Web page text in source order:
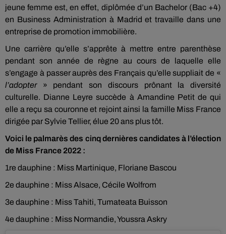
jeune femme est, en effet, diplômée d’un Bachelor (Bac +4)
en Business Administration à Madrid et travaille dans une
entreprise de promotion immobilière.
Une carrière qu’elle s’apprête à mettre entre parenthèse
pendant son année de règne au cours de laquelle elle
s’engage à passer auprès des Français qu’elle suppliait de «
l’adopter» pendant son discours prônant la diversité
culturelle. Dianne Leyre succède à Amandine Petit de qui
elle a reçu sa couronne et rejoint ainsi la famille Miss France
dirigée par Sylvie Tellier, élue 20 ans plus tôt.
Voici le palmarès des cinq dernières candidates à l’élection
de Miss France 2022 :
1re dauphine : Miss Martinique, Floriane Bascou
2e dauphine : Miss Alsace, Cécile Wolfrom
3e dauphine : Miss Tahiti, Tumateata Buisson
4e dauphine : Miss Normandie, Youssra Askry